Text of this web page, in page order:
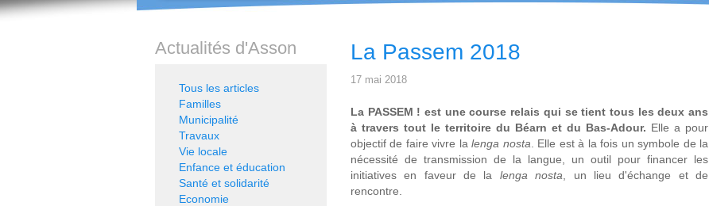
La Passem 2018
17 mai 2018
La PASSEM ! est une course relais qui se tient tous les deux ans
à travers tout le territoire du Béarn et du Bas-Adour. Elle a pour
objectif de faire vivre lalenga nosta . Elle est à la fois un symbole de la
nécessité de transmission de la langue, un outil pour financer les
initiatives en faveur de la lenga nosta , un lieu d'échange et de
rencontre.
Actualités d'Asson
Tous les articles
Familles
Municipalité
Travaux
Vie locale
Enfance et éducation
Santé et solidarité
Economie